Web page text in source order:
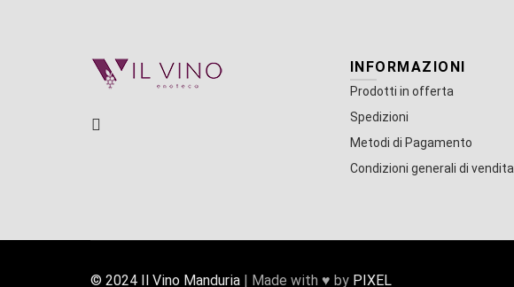
INFORMAZIONI
Prodotti in offerta
Spedizioni
Metodi di Pagamento
Condizioni generali di vendita
© 2024 Il Vino Manduria | Made with ♥ by PIXEL